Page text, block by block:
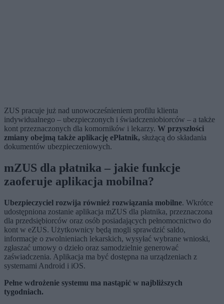
ZUS pracuje już nad unowocześnieniem profilu klienta
indywidualnego – ubezpieczonych i świadczeniobiorców – a także
kont przeznaczonych dla komorników i lekarzy. W przyszłości
zmiany obejmą także aplikację ePłatnik, służącą do składania
dokumentów ubezpieczeniowych.
mZUS dla płatnika – jakie funkcje
zaoferuje aplikacja mobilna?
Ubezpieczyciel rozwija również rozwiązania mobilne. Wkrótce
udostępniona zostanie aplikacja mZUS dla płatnika, przeznaczona
dla przedsiębiorców oraz osób posiadających pełnomocnictwo do
kont w eZUS. Użytkownicy będą mogli sprawdzić saldo,
informacje o zwolnieniach lekarskich, wysyłać wybrane wnioski,
zgłaszać umowy o dzieło oraz samodzielnie generować
zaświadczenia. Aplikacja ma być dostępna na urządzeniach z
systemami Android i iOS.
Pełne wdrożenie systemu ma nastąpić w najbliższych
tygodniach.